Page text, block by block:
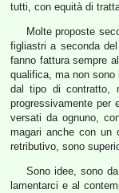
tutti, con equità di
Molte proposte
figliastri a seconda
fanno fattura sempre
qualifica, ma non sono
dal tipo di contratto,
progressivamente per
versati da ognuno,
magari anche con un
retributivo, sono
Sono idee, sono
lamentarci e al